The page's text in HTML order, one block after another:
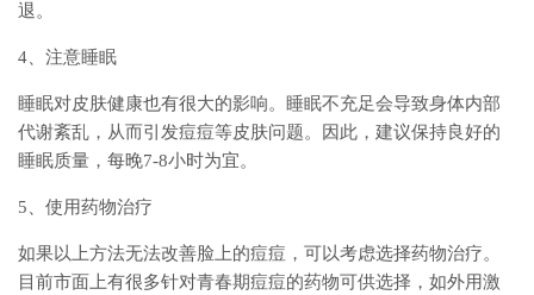
退。
4、注意睡眠
睡眠对皮肤健康也有很大的影响。睡眠不充足会导致身体内部
代谢紊乱，从而引发痘痘等皮肤问题。因此，建议保持良好的
睡眠质量，每晚7-8小时为宜。
5、使用药物治疗
如果以上方法无法改善脸上的痘痘，可以考虑选择药物治疗。
目前市面上有很多针对青春期痘痘的药物可供选择，如外用激